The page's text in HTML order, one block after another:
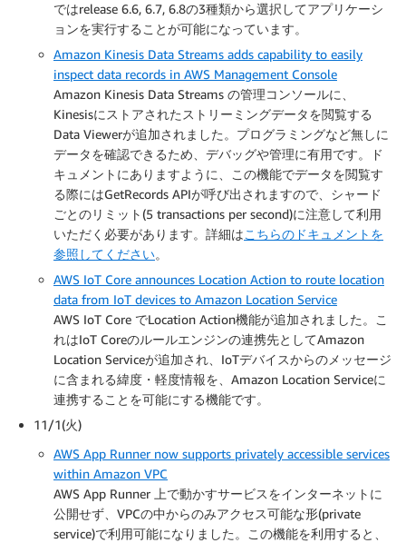
ではrelease 6.6, 6.7, 6.8の3種類から選択してアプリケーシ
ョンを実行することが可能になっています。
Amazon Kinesis Data Streams adds capability to easily
inspect data records in AWS Management Console
Amazon Kinesis Data Streams の管理コンソールに、
Kinesisにストアされたストリーミングデータを閲覧する
Data Viewerが追加されました。プログラミングなど無しに
データを確認できるため、デバッグや管理に有用です。ド
キュメントにありますように、この機能でデータを閲覧す
る際にはGetRecords APIが呼び出されますので、シャード
ごとのリミット(5 transactions per second)に注意して利用
いただく必要があります。詳細はこちらのドキュメントを
参照してください。
AWS IoT Core announces Location Action to route location
data from IoT devices to Amazon Location Service
AWS IoT Core でLocation Action機能が追加されました。こ
れはIoT Coreのルールエンジンの連携先としてAmazon
Location Serviceが追加され、IoTデバイスからのメッセージ
に含まれる緯度・軽度情報を、Amazon Location Serviceに
連携することを可能にする機能です。
11/1(火)
AWS App Runner now supports privately accessible services
within Amazon VPC
AWS App Runner 上で動かすサービスをインターネットに
公開せず、VPCの中からのみアクセス可能な形(private
service)で利用可能になりました。この機能を利用すると、